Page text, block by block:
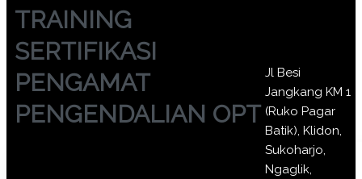
TRAINING
SERTIFIKASI
PENGAMAT
PENGENDALIAN OPT
Jl Besi
Jangkang KM 1
(Ruko Pagar
Batik), Klidon,
Sukoharjo,
Ngaglik,